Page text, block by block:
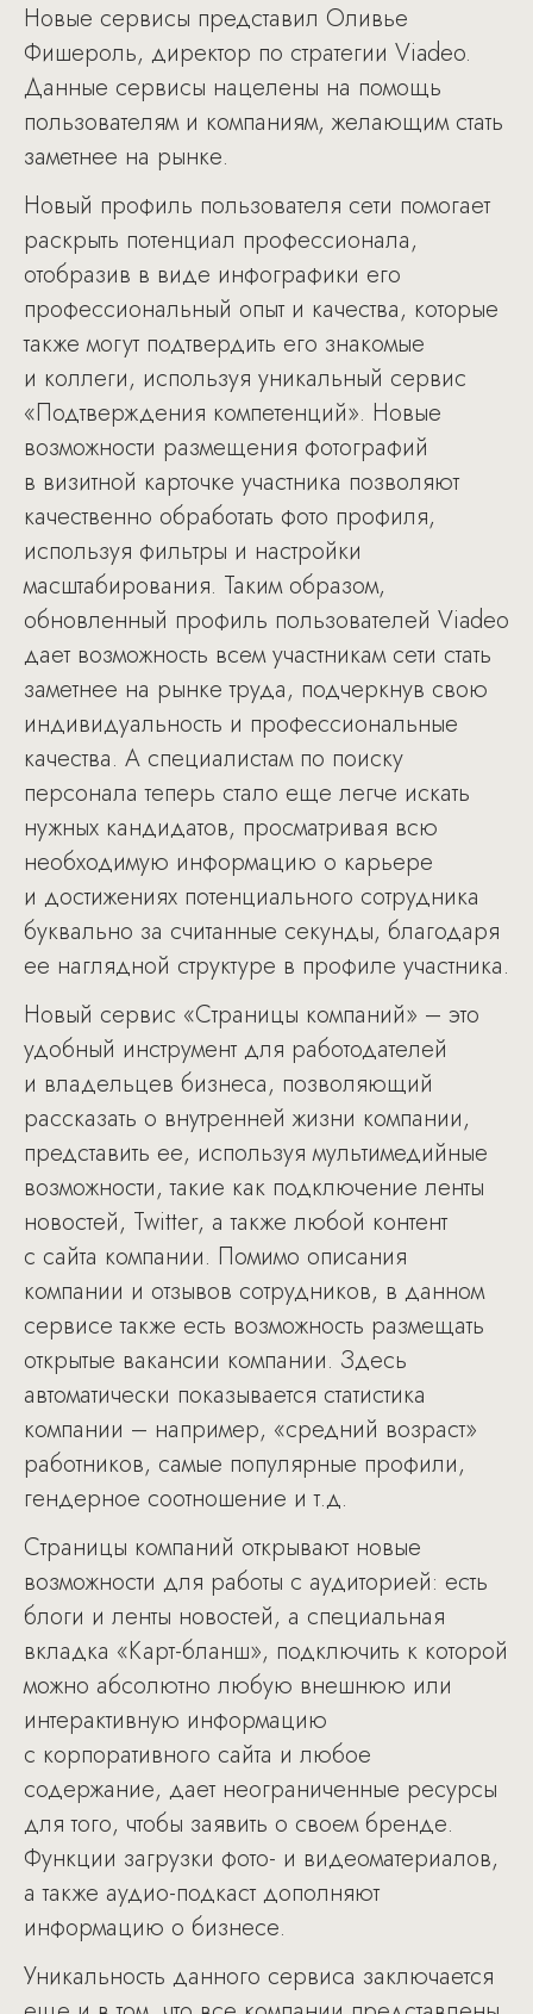
Новые сервисы представил Оливье
Фишероль, директор по стратегии Viadeo.
Данные сервисы нацелены на помощь
пользователям и компаниям, желающим стать
заметнее на рынке.
Новый профиль пользователя сети помогает
раскрыть потенциал профессионала,
отобразив в виде инфографики его
профессиональный опыт и качества, которые
также могут подтвердить его знакомые
и коллеги, используя уникальный сервис
«Подтверждения компетенций». Новые
возможности размещения фотографий
в визитной карточке участника позволяют
качественно обработать фото профиля,
используя фильтры и настройки
масштабирования. Таким образом,
обновленный профиль пользователей Viadeo
дает возможность всем участникам сети стать
заметнее на рынке труда, подчеркнув свою
индивидуальность и профессиональные
качества. А специалистам по поиску
персонала теперь стало еще легче искать
нужных кандидатов, просматривая всю
необходимую информацию о карьере
и достижениях потенциального сотрудника
буквально за считанные секунды, благодаря
ее наглядной структуре в профиле участника.
Новый сервис «Страницы компаний» – это
удобный инструмент для работодателей
и владельцев бизнеса, позволяющий
рассказать о внутренней жизни компании,
представить ее, используя мультимедийные
возможности, такие как подключение ленты
новостей, Twitter, а также любой контент
с сайта компании. Помимо описания
компании и отзывов сотрудников, в данном
сервисе также есть возможность размещать
открытые вакансии компании. Здесь
автоматически показывается статистика
компании – например, «средний возраст»
работников, самые популярные профили,
гендерное соотношение и т.д.
Страницы компаний открывают новые
возможности для работы с аудиторией: есть
блоги и ленты новостей, а специальная
вкладка «Карт-бланш», подключить к которой
можно абсолютно любую внешнюю или
интерактивную информацию
с корпоративного сайта и любое
содержание, дает неограниченные ресурсы
для того, чтобы заявить о своем бренде.
Функции загрузки фото- и видеоматериалов,
а также аудио-подкаст дополняют
информацию о бизнесе.
Уникальность данного сервиса заключается